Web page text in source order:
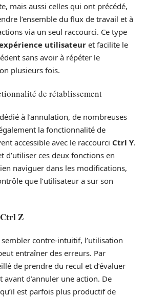
mais aussi celles qui ont précédé,
l’ensemble du flux de travail et à
via un seul raccourci. Ce type
utilisateur et facilite le
sans avoir à répéter le
plusieurs fois.
de rétablissement
à l’annulation, de nombreuses
la fonctionnalité de
accessible avec le raccourci Ctrl Y.
d’utiliser ces deux fonctions en
naviguer dans les modifications,
que l’utilisateur a sur son
Ctrl Z
contre-intuitif, l’utilisation
entraîner des erreurs. Par
de prendre du recul et d’évaluer
avant d’annuler une action. De
est parfois plus productif de